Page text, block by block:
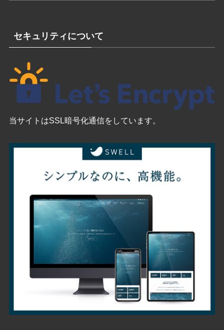
セキュリティについて
当サイトはSSL暗号化通信をしています。